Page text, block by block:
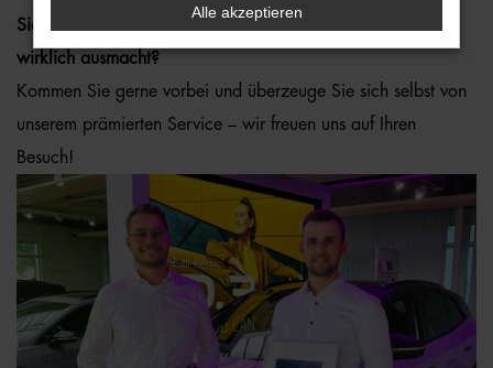
Sie möchten wissen, was ausgezeichneten Kundenservice
wirklich ausmacht?
Kommen Sie gerne vorbei und überzeuge Sie sich selbst von
unserem prämierten Service – wir freuen uns auf Ihren
Besuch!
Alle akzeptieren